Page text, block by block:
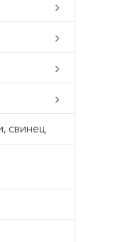
свинец